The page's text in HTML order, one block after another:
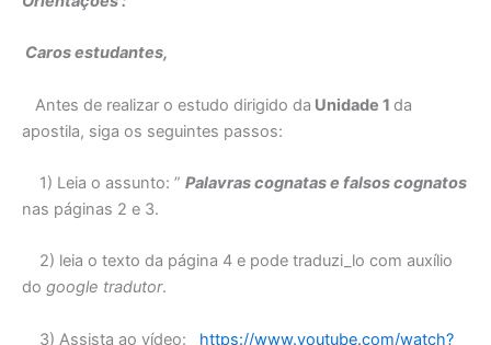
Caros estudantes,
Antes de realizar o estudo dirigido da Unidade 1 da
apostila, siga os seguintes passos:
1) Leia o assunto: ” Palavras cognatas e falsos cognatos
nas páginas 2 e 3.
2) leia o texto da página 4 e pode traduzi_lo com auxílio
do google tradutor.
3) Assista ao vídeo:
https://www.youtube.com/watch?